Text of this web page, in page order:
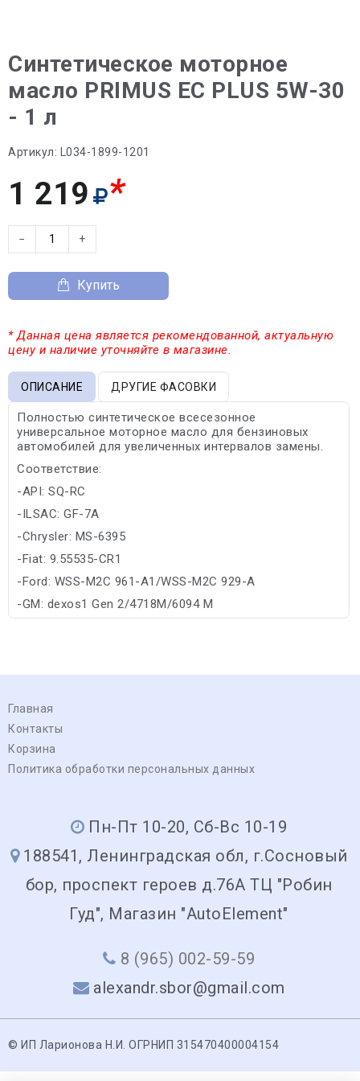
Синтетическое моторное
масло PRIMUS EC PLUS 5W-30
- 1 л
Артикул: L034-1899-1201
1 219 *
− +
Купить
* Данная цена является рекомендованной, актуальную
цену и наличие уточняйте в магазине.
ОПИСАНИЕ ДРУГИЕ ФАСОВКИ
Полностью синтетическое всесезонное
универсальное моторное масло для бензиновых
автомобилей для увеличенных интервалов замены.
Соответствие:
-API: SQ-RC
-ILSAC: GF-7A
-Chrysler: MS-6395
-Fiat: 9.55535-CR1
-Ford: WSS-M2C 961-A1/WSS-M2C 929-A
-GM: dexos1 Gen 2/4718М/6094 M
Главная
Контакты
Корзина
Политика обработки персональных данных
Пн-Пт 10-20, Сб-Вс 10-19
188541, Ленинградская обл, г.Сосновый
бор, проспект героев д.76А ТЦ "Робин
Гуд", Магазин "AutoElement"
8 (965) 002-59-59
alexandr.sbor@gmail.com
© ИП Ларионова Н.И. ОГРНИП 315470400004154